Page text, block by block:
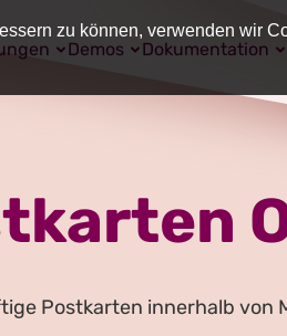
zu können, verwenden wir
Demos Dokumentation
Postkarten innerhalb von